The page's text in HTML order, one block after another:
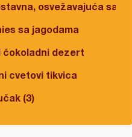
osvežavajuća salata
sa jagodama
čokoladni dezert
cvetovi tikvica
(3)